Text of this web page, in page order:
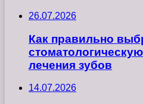
26.07.2026
Как правильно
лечения зубов
14.07.2026